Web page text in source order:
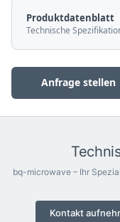
Produktdatenblatt
Technische
Anfrage stellen
bq-microwave – Ihr
Kontakt